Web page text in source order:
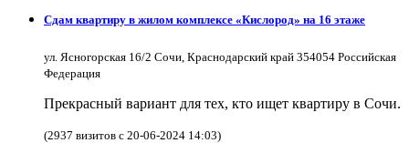
Сдам квартиру в жилом комплексе «Кислород» на 16 этаже
ул. Ясногорская 16/2 Сочи, Краснодарский край 354054 Российская
Федерация
Прекрасный вариант для тех, кто ищет квартиру в Сочи.
(2937 визитов с 20-06-2024 14:03)